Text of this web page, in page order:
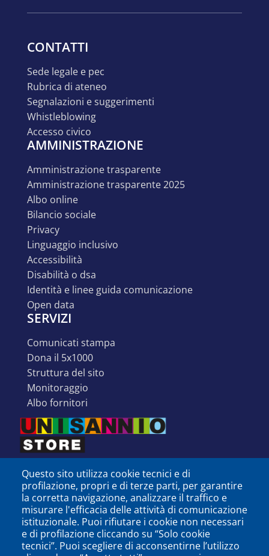
CONTATTI
sede legale e pec
rubrica di ateneo
segnalazioni e suggerimenti
whistleblowing
accesso civico
AMMINISTRAZIONE
amministrazione trasparente
amministrazione trasparente 2025
albo online
bilancio sociale
privacy
linguaggio inclusivo
accessibilità
disabilità o dsa
identità e linee guida comunicazione
open data
SERVIZI
comunicati stampa
dona il 5x1000
struttura del sito
monitoraggio
albo fornitori
Questo sito utilizza cookie tecnici e di
profilazione, propri e di terze parti, per garantire
la corretta navigazione, analizzare il traffico e
misurare l'efficacia delle attività di comunicazione
istituzionale. Puoi rifiutare i cookie non necessari
e di profilazione cliccando su “Solo cookie
tecnici”. Puoi scegliere di acconsentirne l’utilizzo